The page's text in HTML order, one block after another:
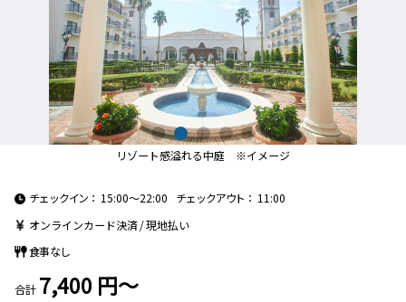
レストラン
スペイン料理「ヒラソ
ル」
日本料理「志摩」
ディナーバイキング
期間限定プラン
ラストサマーSALE
新アトラクション登場記
念プラン
ン
お得プラン
パレードフロート乗車体
験プラン
おすすめ宿泊プラン
リゾート感溢れる中庭 ※イメージ
チェックイン 15:00～22:00 チェックアウト
11:00
オンラインカード決済 現地払い
食事なし
合計 7,400 円～